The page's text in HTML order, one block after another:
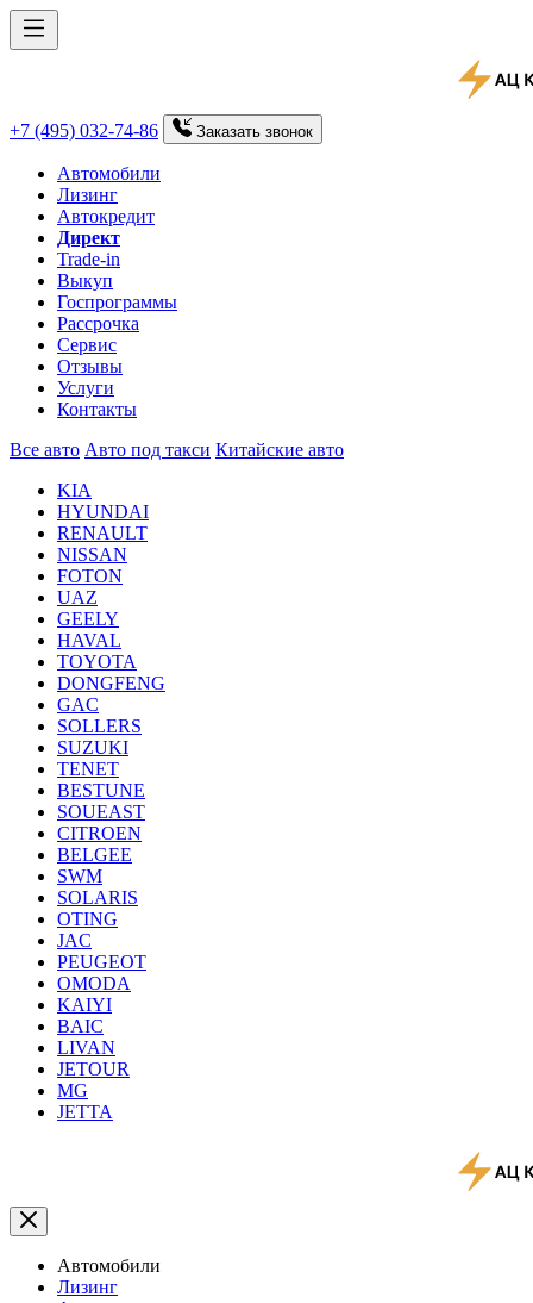
+7 (495) 032-74-86 Заказать звонок
Автомобили
Лизинг
Автокредит
Директ
Trade-in
Выкуп
Госпрограммы
Рассрочка
Сервис
Отзывы
Услуги
Контакты
Все авто Авто под такси Китайские авто
KIA
HYUNDAI
RENAULT
NISSAN
FOTON
UAZ
GEELY
HAVAL
TOYOTA
DONGFENG
GAC
SOLLERS
SUZUKI
TENET
BESTUNE
SOUEAST
CITROEN
BELGEE
SWM
SOLARIS
OTING
JAC
PEUGEOT
OMODA
KAIYI
BAIC
LIVAN
JETOUR
MG
JETTA
Автомобили
Лизинг